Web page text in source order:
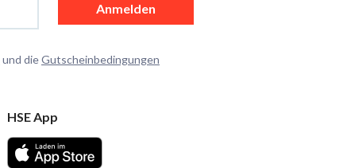
Anmelden
und dieGutscheinbedingungen
HSE App